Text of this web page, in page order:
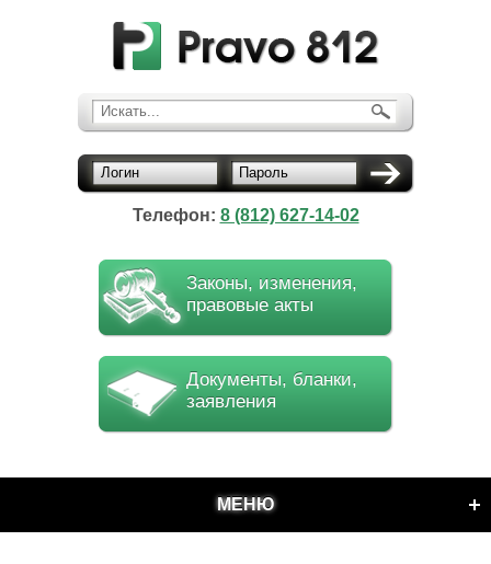
Искать...
Логин Пароль
Телефон: 8 (812) 627-14-02
Законы, изменения,
правовые акты
Документы, бланки,
заявления
МЕНЮ